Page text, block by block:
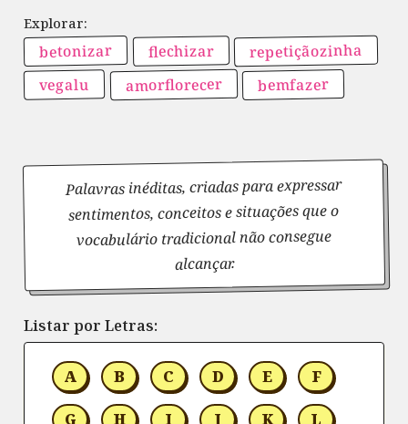
betonizar flechizar repetiçãozinha
vegalu amorflorecer bemfazer
Palavras inéditas, criadas para expressar
sentimentos, conceitos e situações que o
vocabulário tradicional não consegue
alcançar.
Listar por Letras:
A B C D E F
G H I J K L